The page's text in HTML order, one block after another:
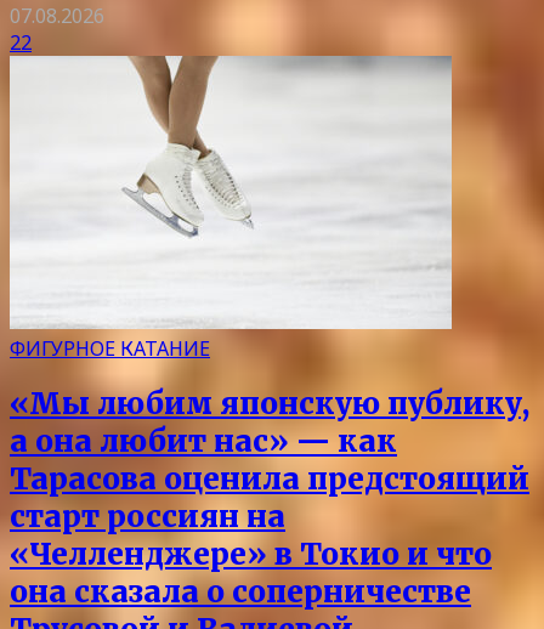
07.08.2026
22
ФИГУРНОЕ КАТАНИЕ
«Мы любим японскую публику,
а она любит нас» — как
Тарасова оценила предстоящий
старт россиян на
«Челленджере» в Токио и что
она сказала о соперничестве